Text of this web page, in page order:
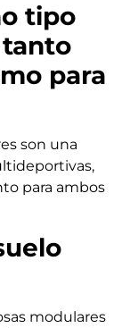
tipo
para
son una
para ambos
modulares